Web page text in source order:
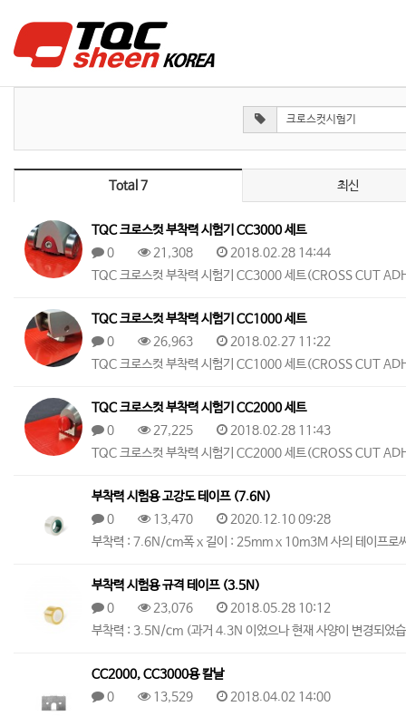
Total 7 최신
TQC 크로스컷 부착력 시험기 CC3000 세트
0
21,308
2018.02.28 14:44
TQC 크로스컷 부착력 시험기 CC3000 세트(CROSS CUT
TQC 크로스컷 부착력 시험기 CC1000 세트
0
26,963
2018.02.27 11:22
TQC 크로스컷 부착력 시험기 CC1000 세트(CROSS CUT
TQC 크로스컷 부착력 시험기 CC2000 세트
0
27,225
2018.02.28 11:43
TQC 크로스컷 부착력 시험기 CC2000 세트(CROSS CUT
부착력 시험용 고강도 테이프 (7.6N)
0
13,470
2020.12.10 09:28
부착력 : 7.6N/cm폭 x 길이 : 25mm x 10m3M 사의 테이프
부착력 시험용 규격 테이프 (3.5N)
0
23,076
2018.05.28 10:12
부착력 : 3.5N/cm (과거 4.3N 이었으나 현재 사양이 변경되
CC2000, CC3000용 칼날
0
13,529 2018.04.02 14:00